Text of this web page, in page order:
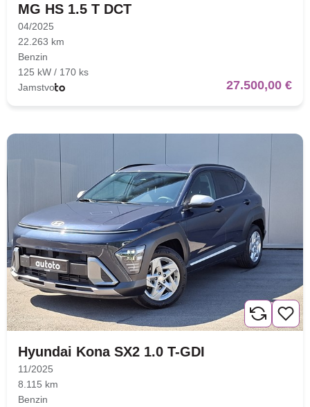
MG HS 1.5 T DCT
04/2025
22.263 km
Benzin
125 kW / 170 ks
Jamstvo
27.500,00 €
Hyundai Kona SX2 1.0 T-GDI
11/2025
8.115 km
Benzin